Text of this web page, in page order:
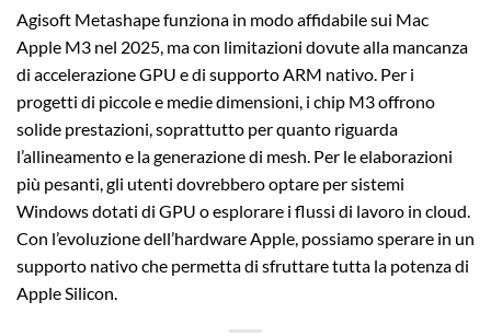
Agisoft Metashape funziona in modo affidabile sui Mac
Apple M3 nel 2025, ma con limitazioni dovute alla mancanza
di accelerazione GPU e di supporto ARM nativo. Per i
progetti di piccole e medie dimensioni, i chip M3 offrono
solide prestazioni, soprattutto per quanto riguarda
l’allineamento e la generazione di mesh. Per le elaborazioni
più pesanti, gli utenti dovrebbero optare per sistemi
Windows dotati di GPU o esplorare i flussi di lavoro in cloud.
Con l’evoluzione dell’hardware Apple, possiamo sperare in un
supporto nativo che permetta di sfruttare tutta la potenza di
Apple Silicon.